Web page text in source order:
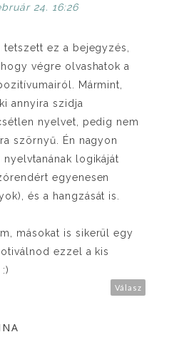
24. 16:26
tetszett ez a bejegyzés,
végre olvashatok a
Mármint,
annyira szidja
nyelvet, pedig nem
szörnyű. Én nagyon
nyelvtanának logikáját
egyenesen
és a hangzását is.
másokat is sikerül egy
ezzel a kis
Válasz